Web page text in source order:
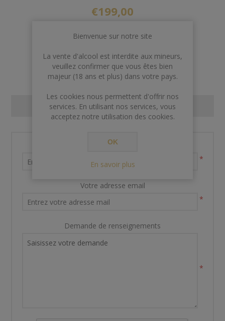
€199,00
AJOUTER AU PANIER
CONTACT US
Nom et prénom
*
Votre adresse email
*
Demande de renseignements
*
Bienvenue sur notre site
La vente d'alcool est interdite aux mineurs,
veuillez confirmer que vous êtes bien
majeur (18 ans et plus) dans votre pays.
Les cookies nous permettent d'offrir nos
services. En utilisant nos services, vous
acceptez notre utilisation des cookies.
OK
En savoir plus